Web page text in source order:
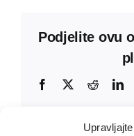
Podjelite ovu
Facebook
X Reddit